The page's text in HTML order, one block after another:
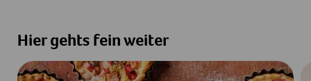
Hier gehts fein weiter